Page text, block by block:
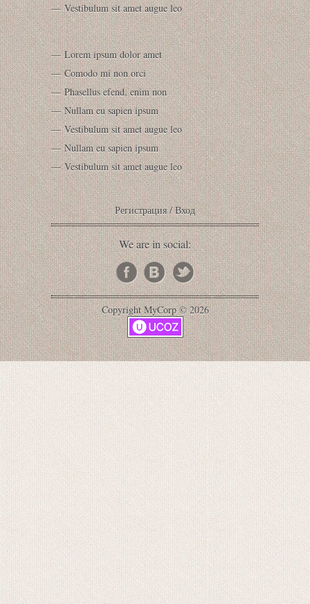
Vestibulum sit amet augue leo
Lorem ipsum dolor amet
Comodo mi non orci
Phasellus efend, enim non
Nullam eu sapien ipsum
Vestibulum sit amet augue leo
Nullam eu sapien ipsum
Vestibulum sit amet augue leo
Регистрация/Вход
We are in social:
Copyright MyCorp © 2026